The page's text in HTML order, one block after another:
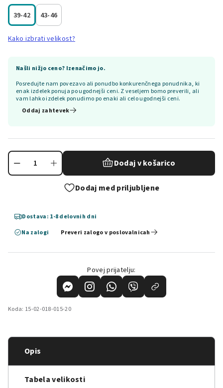
39-42 43-46
Kako izbrati velikost?
Našli nižjo ceno? Izenačimo jo.
Posredujte nam povezavo ali ponudbo konkurenčnega ponudnika, ki
enak izdelek ponuja po ugodnejši ceni. Z veseljem bomo preverili, ali
vam lahko izdelek ponudimo po enaki ali celo ugodnejši ceni.
Oddaj zahtevek
Dodaj v košarico
Dodaj med priljubljene
Dostava: 1-8 delovnih dni
Na zalogi
Preveri zalogo v poslovalnicah
Povej prijatelju:
Koda: 15-02-018-015-20
Opis
Tabela velikosti